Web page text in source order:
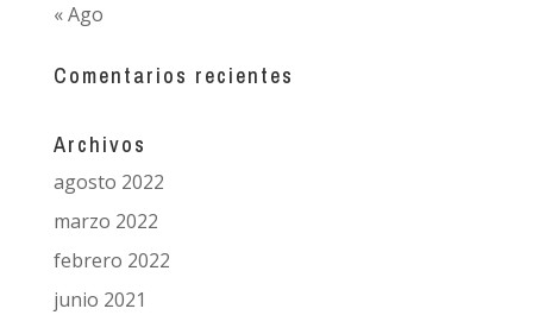
« Ago
Comentarios recientes
Archivos
agosto 2022
marzo 2022
febrero 2022
junio 2021